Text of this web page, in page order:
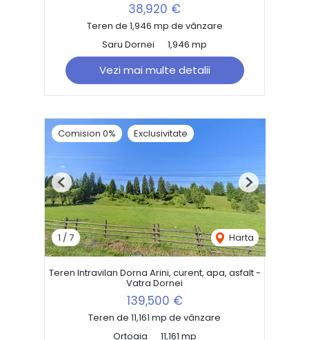
38,920 €
Teren de 1,946 mp de vânzare
Saru Dornei
1,946 mp
Vezi mai multe detalii
Comision 0% Exclusivitate
1 /7 Harta
Previous Next
Teren Intravilan Dorna Arini, curent, apa, asfalt -
Vatra Dornei
139,500 €
Teren de 11,161 mp de vânzare
Ortoaia
11,161 mp